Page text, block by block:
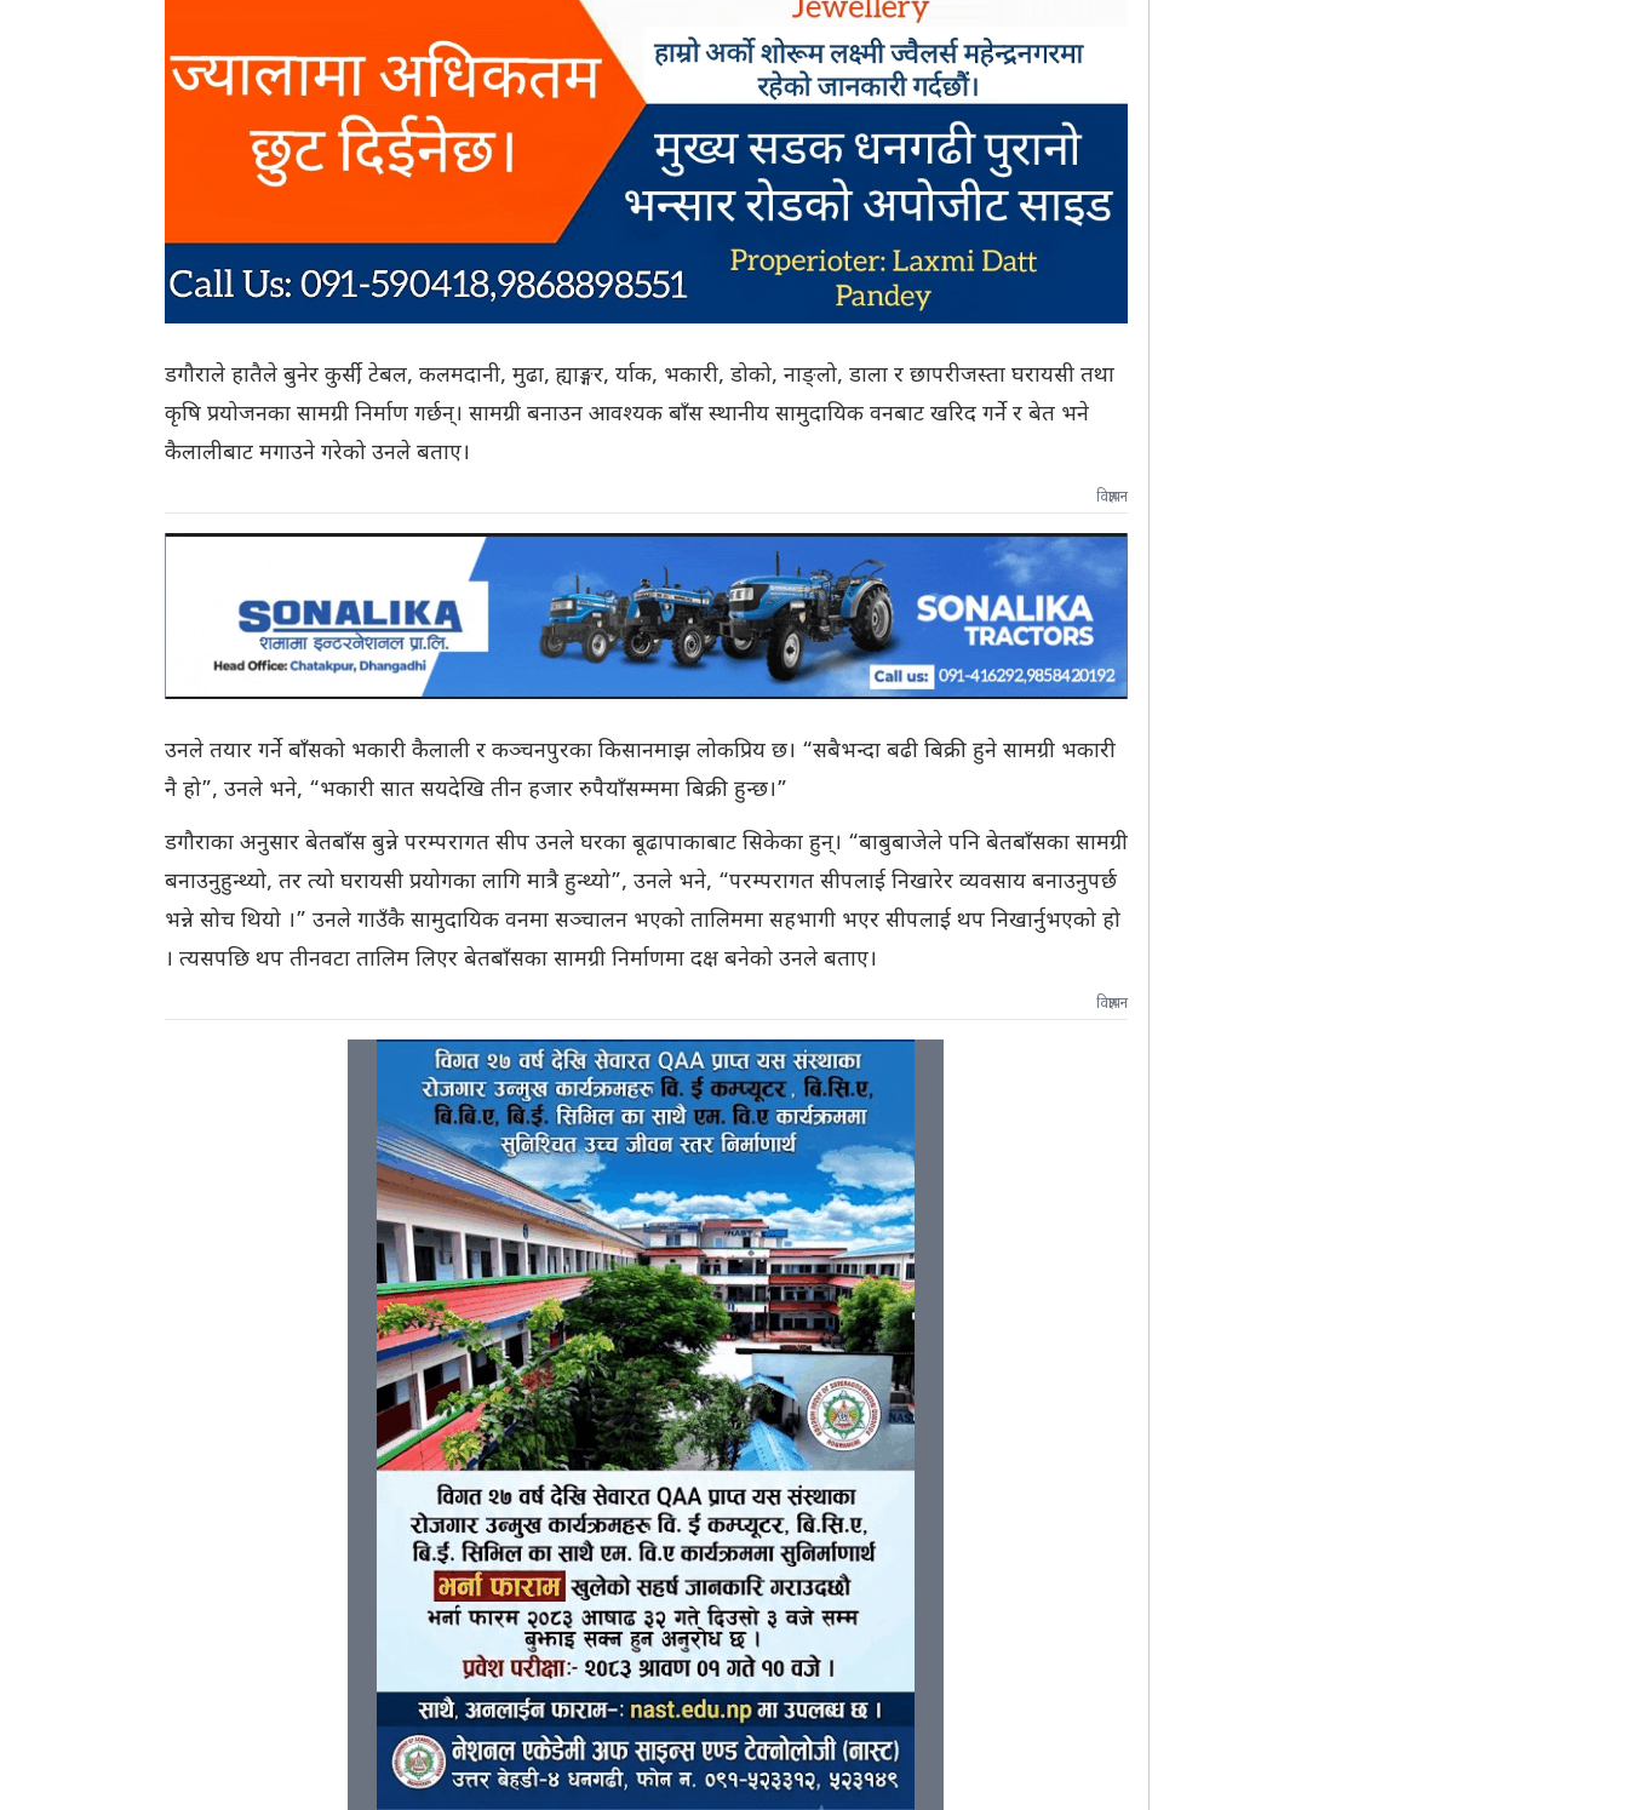
डगौराले हातैले बुनेर कुर्सी, टेबल, कलमदानी, मुढा, ह्याङ्गर, र्याक, भकारी, डोको, नाङ्लो, डाला र छापरीजस्ता घरायसी तथा
कृषि प्रयोजनका सामग्री निर्माण गर्छन्। सामग्री बनाउन आवश्यक बाँस स्थानीय सामुदायिक वनबाट खरिद गर्ने र बेत भने
कैलालीबाट मगाउने गरेको उनले बताए।
विज्ञापन
उनले तयार गर्ने बाँसको भकारी कैलाली र कञ्चनपुरका किसानमाझ लोकप्रिय छ। “सबैभन्दा बढी बिक्री हुने सामग्री भकारी
नै हो”, उनले भने, “भकारी सात सयदेखि तीन हजार रुपैयाँसम्ममा बिक्री हुन्छ।”
डगौराका अनुसार बेतबाँस बुन्ने परम्परागत सीप उनले घरका बूढापाकाबाट सिकेका हुन्। “बाबुबाजेले पनि बेतबाँसका सामग्री
बनाउनुहुन्थ्यो, तर त्यो घरायसी प्रयोगका लागि मात्रै हुन्थ्यो”, उनले भने, “परम्परागत सीपलाई निखारेर व्यवसाय बनाउनुपर्छ
भन्ने सोच थियो ।” उनले गाउँकै सामुदायिक वनमा सञ्चालन भएको तालिममा सहभागी भएर सीपलाई थप निखार्नुभएको हो
। त्यसपछि थप तीनवटा तालिम लिएर बेतबाँसका सामग्री निर्माणमा दक्ष बनेको उनले बताए।
विज्ञापन